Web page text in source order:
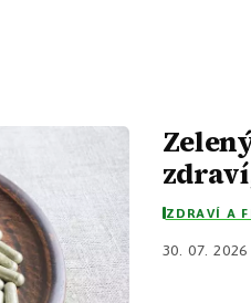
ZDRAVÍ A
30. 07. 2026